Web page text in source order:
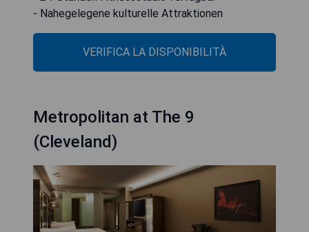
- Nahegelegene kulturelle Attraktionen
VERIFICA LA DISPONIBILITÀ
Metropolitan at The 9
(Cleveland)